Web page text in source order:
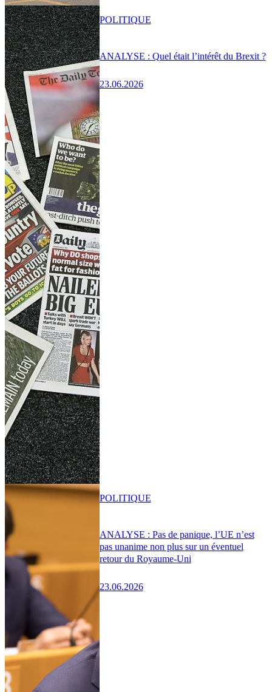
ANALYSE : Quel était l’intérêt du Brexit ?
23.06.2026
POLITIQUE
ANALYSE : Pas de panique, l’UE n’est
pas unanime non plus sur un éventuel
retour du Royaume-Uni
23.06.2026
POLITIQUE